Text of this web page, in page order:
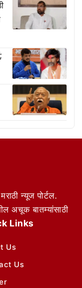
न्यूज पोर्टल.
अचूक बातम्यांसाठी
Links
Us
Us